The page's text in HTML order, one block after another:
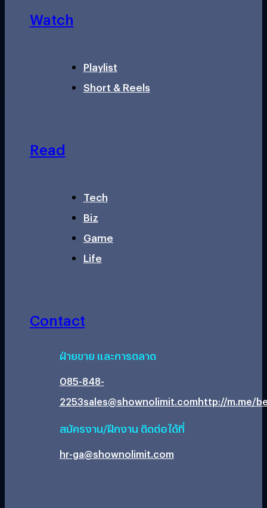
Watch
Playlist
Short & Reels
Read
Tech
Biz
Game
Life
Contact
ฝ่ายขาย และการตลาด
085-848-
2253sales@shownolimit.comhttp://m.me/
สมัครงาน/ฝึกงาน ติดต่อได้ที่
hr-ga@shownolimit.com